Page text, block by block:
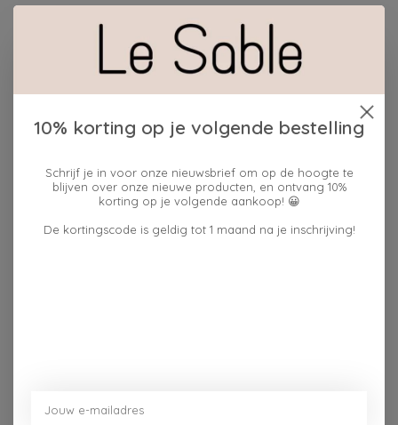
Maak een keuze:
cadeauverpakking:
ja
Toevoegen aan winkelwagen
10% korting op je volgende bestelling
Schrijf je in voor onze nieuwsbrief om op de hoogte te
blijven over onze nieuwe producten, en ontvang 10%
korting op je volgende aankoop! 😀
De kortingscode is geldig tot 1 maand na je inschrijving!